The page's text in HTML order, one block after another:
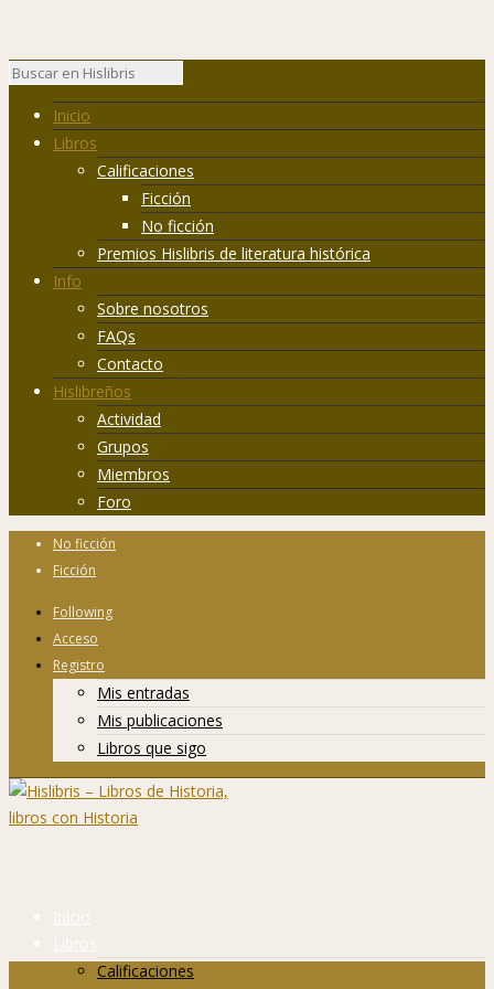
Inicio
Libros
Calificaciones
Ficción
No ficción
Premios Hislibris de literatura histórica
Info
Sobre nosotros
FAQs
Contacto
Hislibreños
Actividad
Grupos
Miembros
Foro
No ficción
Ficción
Following
Acceso
Registro
Mis entradas
Mis publicaciones
Libros que sigo
Inicio
Libros
Calificaciones